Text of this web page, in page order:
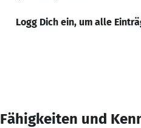
Logg Dich ein, um alle
Fähigkeiten und